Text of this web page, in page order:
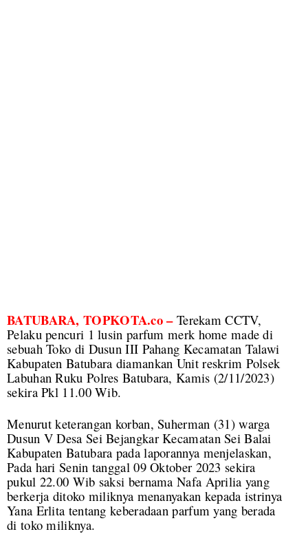
BATUBARA, TOPKOTA.co – Terekam CCTV,
Pelaku pencuri 1 lusin parfum merk home made di
sebuah Toko di Dusun III Pahang Kecamatan Talawi
Kabupaten Batubara diamankan Unit reskrim Polsek
Labuhan Ruku Polres Batubara, Kamis (2/11/2023)
sekira Pkl 11.00 Wib.
Menurut keterangan korban, Suherman (31) warga
Dusun V Desa Sei Bejangkar Kecamatan Sei Balai
Kabupaten Batubara pada laporannya menjelaskan,
Pada hari Senin tanggal 09 Oktober 2023 sekira
pukul 22.00 Wib saksi bernama Nafa Aprilia yang
berkerja ditoko miliknya menanyakan kepada istrinya
Yana Erlita tentang keberadaan parfum yang berada
di toko miliknya.